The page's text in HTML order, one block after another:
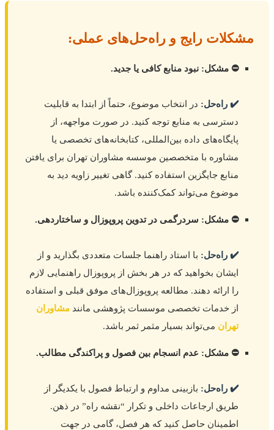
مشکلات رایج و راه‌حل‌های عملی:
⛔ مشکل: نبود منابع کافی یا جدید.
✔️ راه‌حل: در انتخاب موضوع، حتماً از ابتدا به قابلیت
دسترسی به منابع توجه کنید. در صورت مواجهه، از
پایگاه‌های داده بین‌المللی، کتابخانه‌های تخصصی یا
مشاوره با متخصصین موسسه مشاوران تهران برای یافتن
منابع جایگزین استفاده کنید. گاهی تغییر زاویه دید به
موضوع می‌تواند کمک‌کننده باشد.
⛔ مشکل: سردرگمی در تدوین پروپوزال و ساختاردهی.
✔️ راه‌حل: با استاد راهنما جلسات متعددی بگذارید و از
ایشان بخواهید که در هر بخش از پروپوزال راهنمایی لازم
را ارائه دهند. مطالعه پروپوزال‌های موفق قبلی و استفاده
از خدمات تخصصی موسسات پژوهشی مانند مشاوران
تهران می‌تواند بسیار مثمر ثمر باشد.
⛔ مشکل: عدم انسجام بین فصول و پراکندگی مطالب.
✔️ راه‌حل: بازبینی مداوم و ارتباط فصول با یکدیگر از
طریق ارجاعات داخلی و تکرار “نقشه راه” در ذهن.
اطمینان حاصل کنید که هر فصل، گامی در جهت